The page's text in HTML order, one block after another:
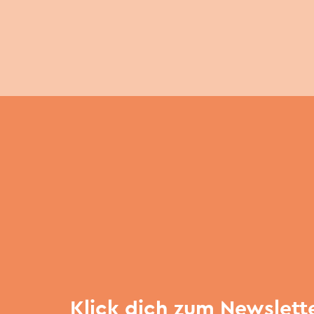
Klick dich zum